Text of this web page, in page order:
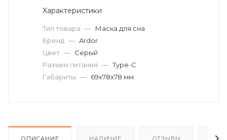
Характеристики
Тип товара — Маска для сна
Бренд — Ardor
Цвет — Серый
Разъем питания — Type-C
Габариты — 69x78x78 мм
ОПИСАНИЕ НАЛИЧИЕ ОТЗЫВЫ